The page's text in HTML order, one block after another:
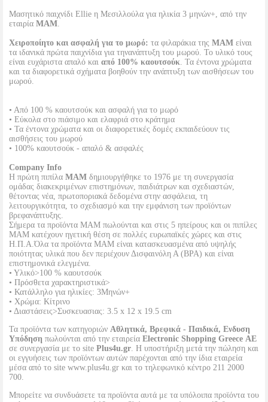
Μασητικό παιχνίδι Ellie η Μεσιλλούλα για ηλικία 3 μηνών+, από την
εταιρία MAM.
Χειροποίητο και ασφαλή για το μωρό: τα φιλαράκια της MAM είναι
τα ιδανικά πρώτα παιχνίδια για τηνανάπτυξη του μωρού. Το υλικό τους
είναι ευχάριστα απαλό και από 100% καουτσούκ. Τα έντονα χρώματα
και τα διαφορετικά σχήματα βοηθούν την ανάπτυξη των αισθήσεων του
μωρού.
• Από 100 % καουτσούκ και ασφαλή για το μωρό
• Εύκολα στο πιάσιμο και ελαφριά στο κράτημα
• Τα έντονα χρώματα και οι διαφορετικές δομές εκπαιδεύουν τις
αισθήσεις του μωρού
• 100% καουτσούκ - απαλό & ασφαλές
Company Info
Η πρώτη πιπίλα ΜΑΜ δημιουργήθηκε το 1976 με τη συνεργασία
ομάδας διακεκριμένων επιστημόνων, παιδιάτρων και σχεδιαστών,
θέτοντας νέα, πρωτοποριακά δεδομένα στην ασφάλεια, τη
λειτουργικότητα, το σχεδιασμό και την εμφάνιση των προϊόντων
βρεφανάπτυξης.
Σήμερα τα προϊόντα ΜΑΜ πωλούνται και στις 5 ηπείρους και οι πιπίλες
MAM κατέχουν ηγετική θέση σε πολλές ευρωπαϊκές χώρες και στις
Η.Π.Α.Όλα τα προϊόντα ΜΑΜ είναι κατασκευασμένα από υψηλής
ποιότητας υλικά που δεν περιέχουν Δισφαινόλη Α (BPA) και είναι
επιστημονικά ελεγμένα.
• Υλικό>100 % καουτσούκ
• Πρόσθετα χαρακτηριστικά>
• Κατάλληλο για ηλικίες: 3Μηνών+
• Χρώμα: Κίτρινο
• Διαστάσεις>Συσκευασιας: 3.5 x 12 x 19.5 cm
Τα προϊόντα των κατηγοριών Αθλητικά, Βρεφικά - Παιδικά, Ενδυση
Υπόδηση πωλούνται από την εταιρεία Electronic Shopping Greece ΑΕ
σε συνεργασία με το site Plus4u.gr. Η υποστήριξη μετά την πώληση και
οι εγγυήσεις των προϊόντων αυτών παρέχονται από την ίδια εταιρεία
μέσα από το site www.plus4u.gr και το τηλεφωνικό κέντρο 211 2000
700.
Μπορείτε να συνδυάσετε τα προϊόντα αυτά με τα υπόλοιπα προϊόντα του